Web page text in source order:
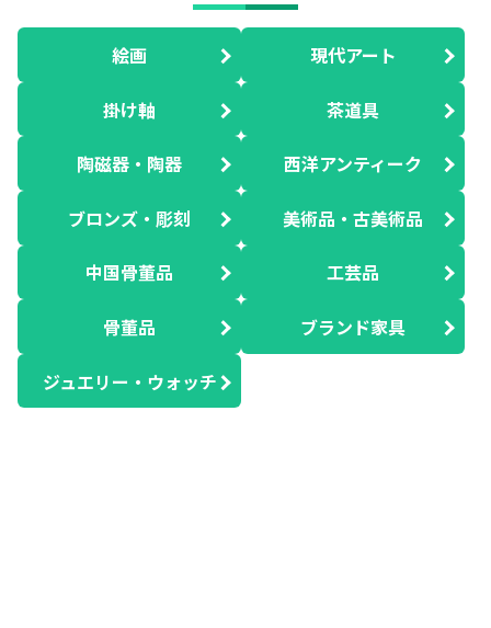
絵画 現代アート
掛け軸 茶道具
陶磁器・陶器 西洋アンティーク
ブロンズ・彫刻 美術品・古美術品
中国骨董品 工芸品
骨董品 ブランド家具
ジュエリー・ウォッチ